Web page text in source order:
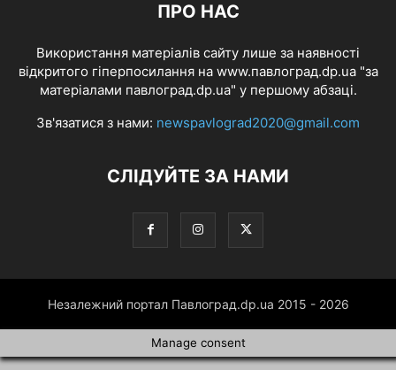
ПРО НАС
Використання матеріалів сайту лише за наявності
відкритого гіперпосилання на www.павлоград.dp.ua "за
матеріалами павлоград.dp.ua" у першому абзаці.
Зв'язатися з нами: newspavlograd2020@gmail.com
СЛІДУЙТЕ ЗА НАМИ
Незалежний портал Павлоград.dp.ua 2015 - 2026
Manage consent